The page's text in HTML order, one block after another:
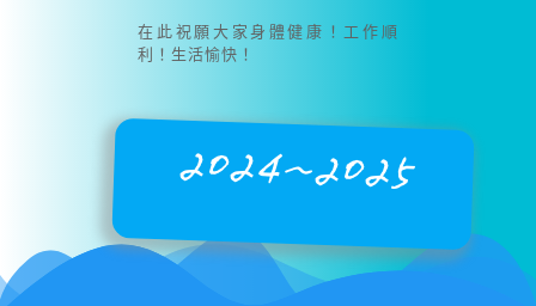
在此祝願大家身體健康！工作順
利！生活愉快！
2024~2025